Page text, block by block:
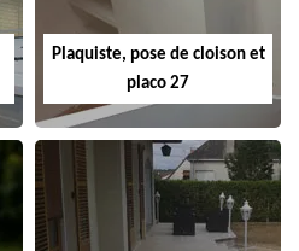
Plaquiste, pose de cloison et
placo 27